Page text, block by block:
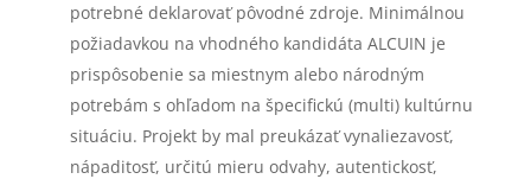
potrebné deklarovať pôvodné zdroje. Minimálnou
požiadavkou na vhodného kandidáta ALCUIN je
prispôsobenie sa miestnym alebo národným
potrebám s ohľadom na špecifickú (multi) kultúrnu
situáciu. Projekt by mal preukázať vynaliezavosť,
nápaditosť, určitú mieru odvahy, autentickosť,